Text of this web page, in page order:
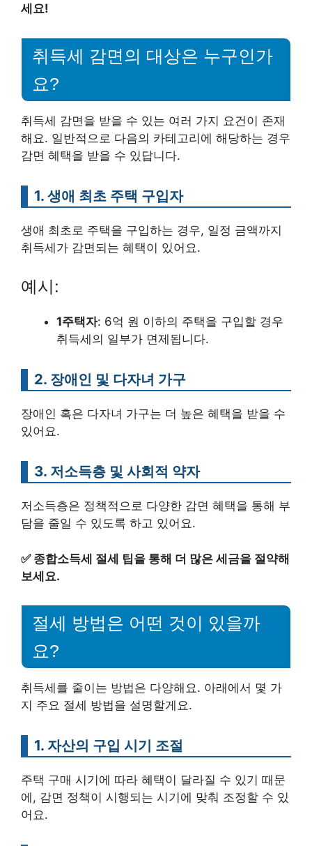
세요!
취득세 감면의 대상은 누구인가
요?
취득세 감면을 받을 수 있는 여러 가지 요건이 존재
해요. 일반적으로 다음의 카테고리에 해당하는 경우
감면 혜택을 받을 수 있답니다.
1. 생애 최초 주택 구입자
생애 최초로 주택을 구입하는 경우, 일정 금액까지
취득세가 감면되는 혜택이 있어요.
예시:
1주택자: 6억 원 이하의 주택을 구입할 경우
취득세의 일부가 면제됩니다.
2. 장애인 및 다자녀 가구
장애인 혹은 다자녀 가구는 더 높은 혜택을 받을 수
있어요.
3. 저소득층 및 사회적 약자
저소득층은 정책적으로 다양한 감면 혜택을 통해 부
담을 줄일 수 있도록 하고 있어요.
✅ 종합소득세 절세 팁을 통해 더 많은 세금을 절약해
보세요.
절세 방법은 어떤 것이 있을까
요?
취득세를 줄이는 방법은 다양해요. 아래에서 몇 가
지 주요 절세 방법을 설명할게요.
1. 자산의 구입 시기 조절
주택 구매 시기에 따라 혜택이 달라질 수 있기 때문
에, 감면 정책이 시행되는 시기에 맞춰 조정할 수 있
어요.